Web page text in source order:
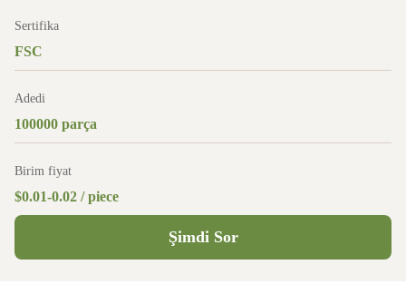
Sertifika
FSC
Adedi
100000 parça
Birim fiyat
$0.01-0.02 / piece
Şimdi Sor